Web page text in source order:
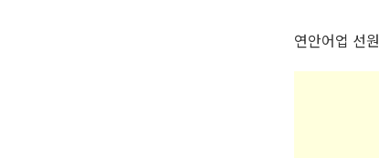
연안어업 선원